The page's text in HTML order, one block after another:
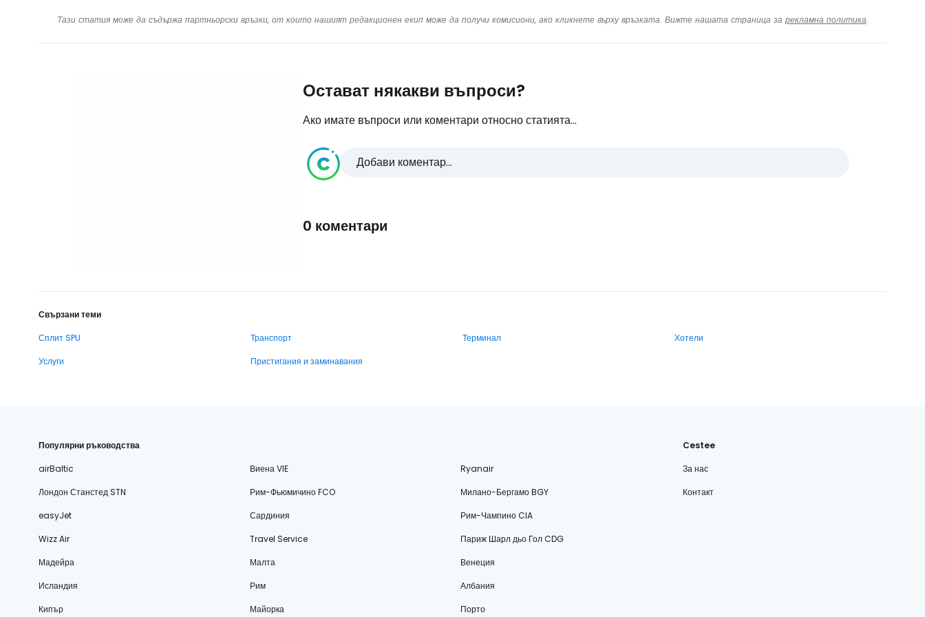
Тази статия може да съдържа партньорски връзки, от които нашият редакционен екип може да получи комисиони, ако кликнете върху връзката. Вижте нашата страница за рекламна политика.
Остават някакви въпроси?
Ако имате въпроси или коментари относно статията...
Добави коментар...
0 коментари
Свързани теми
Сплит SPU
Транспорт Терминал
Хотели
Услуги
Пристигания и заминавания
Популярни ръководства
airBaltic
Виена VIE
Ryanair
Лондон Станстед STN
Рим-Фьюмичино FCO
Милано-Бергамо BGY
easyJet
Сардиния
Рим-Чампино CIA
Wizz Air
Travel Service
Париж Шарл дьо Гол CDG
Мадейра
Малта
Венеция
Исландия
Рим
Албания
Кипър
Майорка Порто
Cestee
За нас
Контакт